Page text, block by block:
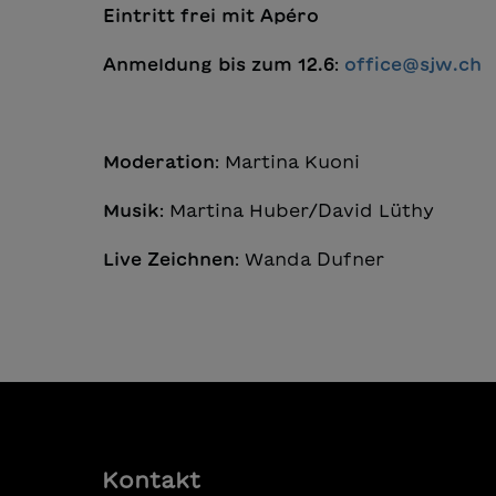
Eintritt frei mit Apéro
Anmeldung bis zum 12.6: office@sjw.ch
Moderation: Martina Kuoni
Musik: Martina Huber/David Lüthy
Live Zeichnen: Wanda Dufner
Kontakt